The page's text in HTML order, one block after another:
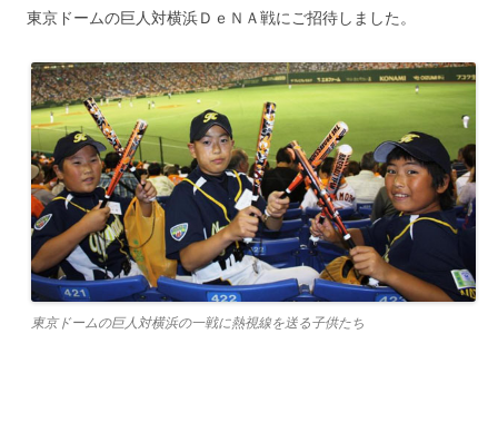
東京ドームの巨人対横浜ＤｅＮＡ戦にご招待しました。
東京ドームの巨人対横浜の一戦に熱視線を送る子供たち